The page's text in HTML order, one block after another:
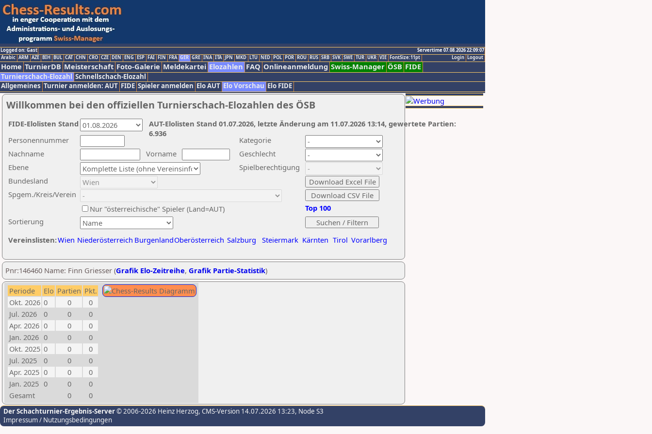
Logged on: Gast
Servertime 07.08.2026 22:09:07
Logout
Login
Arabic ARM AZE BIH BUL CAT CHN CRO CZE DEN ENG ESP FAI FIN FRA GER GRE INA ITA JPN MKD LTU NED POL POR ROU RUS SRB SVK SWE TUR UKR VIE FontSize:11pt
Home TurnierDB Meisterschaft Foto-Galerie Meldekartei Elozahlen FAQ Onlineanmeldung Swiss-Manager ÖSB FIDE
Turnierschach-Elozahl Schnellschach-Elozahl
Allgemeines Turnier anmelden: AUT FIDE Spieler anmelden Elo AUT Elo Vorschau Elo FIDE
Willkommen bei den offiziellen Turnierschach-Elozahlen des ÖSB
Nachname
Vorname
Ebene
Kategorie
Sortierung
Personennummer
Bundesland
Spgem./Kreis/Verein
Geschlecht
Nur "österreichische" Spieler (Land=AUT)
Spielberechtigung
Vereinslisten:Wien Niederösterreich BurgenlandOberösterreich Salzburg Steiermark Kärnten Tirol Vorarlberg
Top 100
AUT-Elolisten Stand 01.07.2026, letzte Änderung am 11.07.2026 13:14, gewertete Partien:
6.936
FIDE-Elolisten Stand
Pnr:146460 Name: Finn Griesser (Grafik Elo-Zeitreihe, Grafik Partie-Statistik)
Periode Elo Partien Pkt.
Okt. 2026 0 0
0
Jul. 2026
0 0
0
Apr. 2026 0 0
0
Jan. 2026 0 0
0
Okt. 2025 0 0
0
Jul. 2025
0 0
0
Apr. 2025 0 0
0
Jan. 2025 0 0
0
Gesamt
0 0
Der Schachturnier-Ergebnis-Server© 2006-2026 Heinz Herzog, CMS-Version 14.07.2026 13:23, Node S3
Impressum / Nutzungsbedingungen